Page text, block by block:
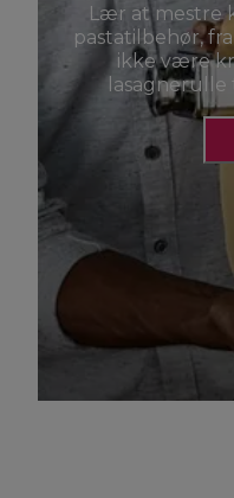
Lær at mestre
pastatilbehør,
ikke være
lasagnerulle